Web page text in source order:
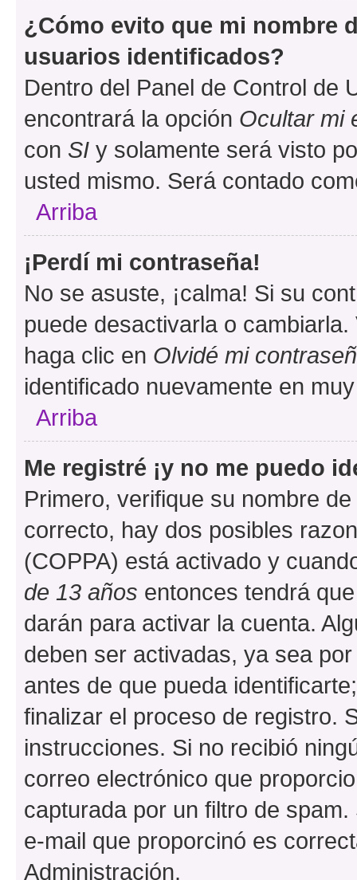
¿Cómo evito que mi nombre
usuarios identificados?
Dentro del Panel de Control de
encontrará la opción Ocultar mi
con SI y solamente será visto
usted mismo. Será contado
Arriba
¡Perdí mi contraseña!
No se asuste, ¡calma! Si su
puede desactivarla o
haga clic en Olvidé mi
identificado nuevamente en
Arriba
Me registré ¡y no me puedo
Primero, verifique su nombre
correcto, hay dos posibles
(COPPA) está activado y
de 13 años entonces tendrá
darán para activar la cuenta.
deben ser activadas, ya sea
antes de que pueda
finalizar el proceso de registro.
instrucciones. Si no recibió
correo electrónico que
capturada por un filtro de
e-mail que proporcinó es
Administración.